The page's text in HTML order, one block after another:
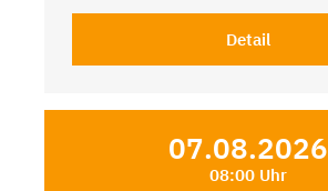
Detail
07.08.2026
08:00 Uhr